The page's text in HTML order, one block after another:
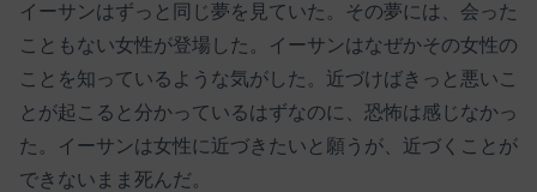
イーサンはずっと同じ夢を見ていた。その夢には、会った
こともない女性が登場した。イーサンはなぜかその女性の
ことを知っているような気がした。近づけばきっと悪いこ
とが起こると分かっているはずなのに、恐怖は感じなかっ
た。イーサンは女性に近づきたいと願うが、近づくことが
できないまま死んだ。